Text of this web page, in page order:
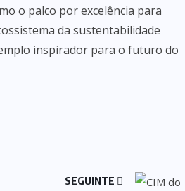
o palco por excelência para
da sustentabilidade
inspirador para o futuro do
SEGUINTE